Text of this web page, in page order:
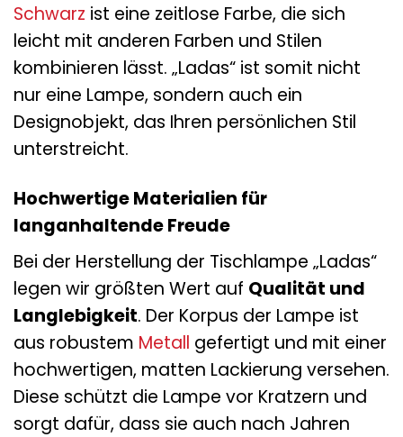
Schwarz ist eine zeitlose Farbe, die sich
leicht mit anderen Farben und Stilen
kombinieren lässt. „Ladas“ ist somit nicht
nur eine Lampe, sondern auch ein
Designobjekt, das Ihren persönlichen Stil
unterstreicht.
Hochwertige Materialien für
langanhaltende Freude
Bei der Herstellung der Tischlampe „Ladas“
legen wir größten Wert auf Qualität und
Langlebigkeit. Der Korpus der Lampe ist
aus robustem Metall gefertigt und mit einer
hochwertigen, matten Lackierung versehen.
Diese schützt die Lampe vor Kratzern und
sorgt dafür, dass sie auch nach Jahren